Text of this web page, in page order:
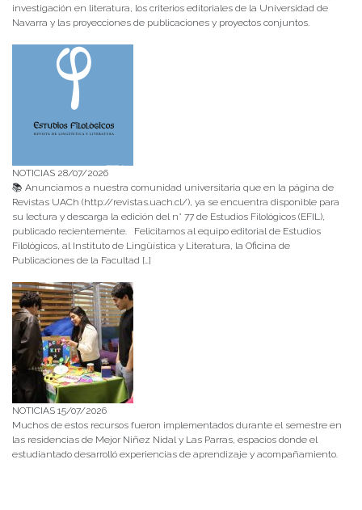
investigación en literatura, los criterios editoriales de la Universidad de
Navarra y las proyecciones de publicaciones y proyectos conjuntos.
NOTICIAS 28/07/2026
📚 Anunciamos a nuestra comunidad universitaria que en la página de
Revistas UACh (http://revistas.uach.cl/), ya se encuentra disponible para
su lectura y descarga la edición del n° 77 de Estudios Filológicos (EFIL),
publicado recientemente. Felicitamos al equipo editorial de Estudios
Filológicos, al Instituto de Lingüística y Literatura, la Oficina de
Publicaciones de la Facultad […]
NOTICIAS 15/07/2026
Muchos de estos recursos fueron implementados durante el semestre en
las residencias de Mejor Niñez Nidal y Las Parras, espacios donde el
estudiantado desarrolló experiencias de aprendizaje y acompañamiento.